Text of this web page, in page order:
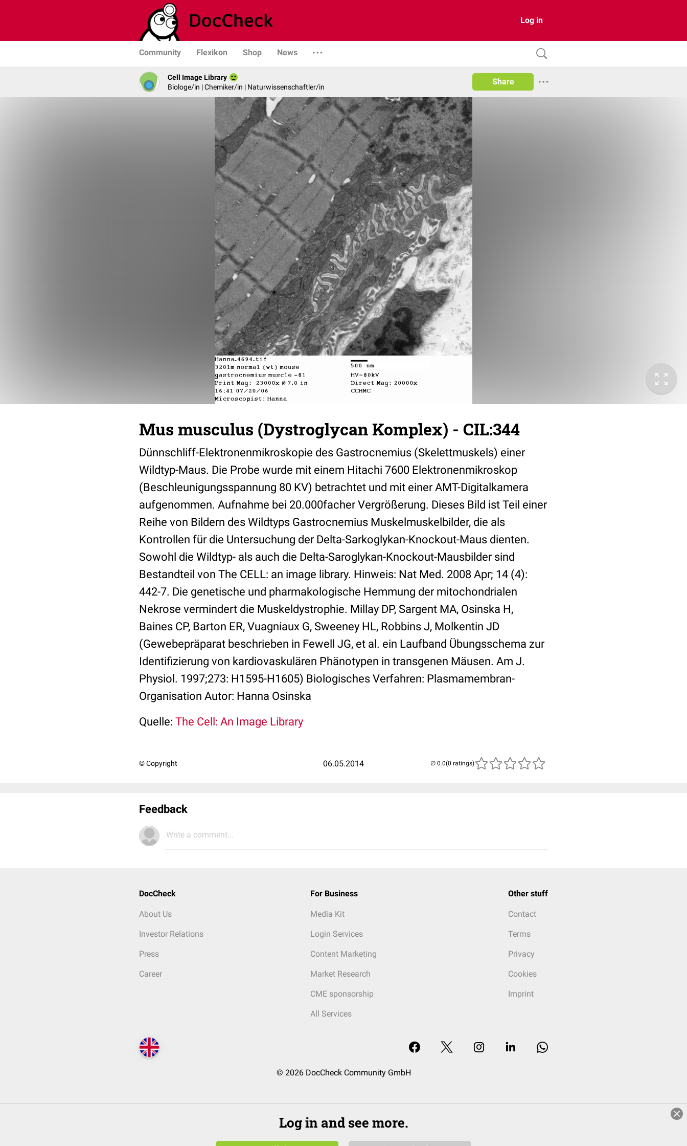
Log in
Community Flexikon Shop News
Cell Image Library
Biologe/in | Chemiker/in | Naturwissenschaftler/in
Share
Mus musculus (Dystroglycan Komplex) - CIL:344
Dünnschliff-Elektronenmikroskopie des Gastrocnemius (Skelettmuskels) einer
Wildtyp-Maus. Die Probe wurde mit einem Hitachi 7600 Elektronenmikroskop
(Beschleunigungsspannung 80 KV) betrachtet und mit einer AMT-Digitalkamera
aufgenommen. Aufnahme bei 20.000facher Vergrößerung. Dieses Bild ist Teil einer
Reihe von Bildern des Wildtyps Gastrocnemius Muskelmuskelbilder, die als
Kontrollen für die Untersuchung der Delta-Sarkoglykan-Knockout-Maus dienten.
Sowohl die Wildtyp- als auch die Delta-Saroglykan-Knockout-Mausbilder sind
Bestandteil von The CELL: an image library. Hinweis: Nat Med. 2008 Apr; 14 (4):
442-7. Die genetische und pharmakologische Hemmung der mitochondrialen
Nekrose vermindert die Muskeldystrophie. Millay DP, Sargent MA, Osinska H,
Baines CP, Barton ER, Vuagniaux G, Sweeney HL, Robbins J, Molkentin JD
(Gewebepräparat beschrieben in Fewell JG, et al. ein Laufband Übungsschema zur
Identifizierung von kardiovaskulären Phänotypen in transgenen Mäusen. Am J.
Physiol. 1997;273: H1595-H1605) Biologisches Verfahren: Plasmamembran-
Organisation Autor: Hanna Osinska
Quelle: The Cell: An Image Library
© Copyright 06.05.2014 (0 ratings)
Feedback
Write a comment...
DocCheck
About Us
Investor Relations
Press
Career
For Business
Media Kit
Login Services
Content Marketing
Market Research
CME sponsorship
All Services
Other stuff
Contact
Terms
Privacy
Cookies
Imprint
© 2026 DocCheck Community GmbH
Log in and see more.